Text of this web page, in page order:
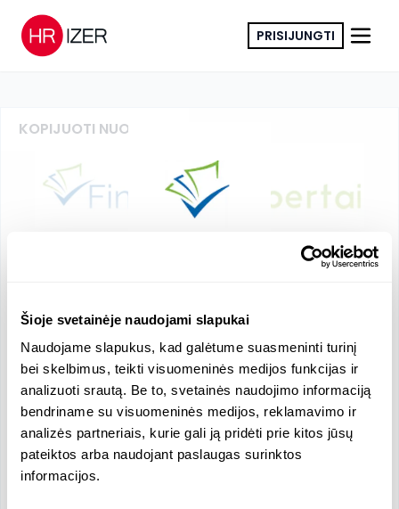
Šioje svetainėje naudojami slapukai
Naudojame slapukus, kad galėtume suasmeninti turinį
bei skelbimus, teikti visuomeninės medijos funkcijas ir
analizuoti srautą. Be to, svetainės naudojimo informaciją
bendriname su visuomeninės medijos, reklamavimo ir
analizės partneriais, kurie gali ją pridėti prie kitos jūsų
pateiktos arba naudojant paslaugas surinktos
informacijos.
PRISIJUNGTI
KOPIJUOTI NUORODĄ
į.k.:304353456PVM LT100012002913